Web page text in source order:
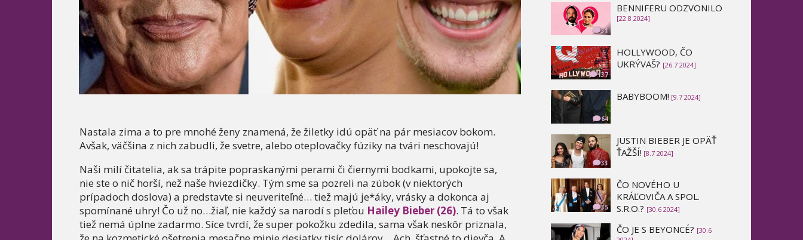
Nastala zima a to pre mnohé ženy znamená, že žiletky idú opäť na pár mesiacov bokom.
Avšak, väčšina z nich zabudli, že svetre, alebo oteplovačky fúziky na tvári neschovajú!
Naši milí čitatelia, ak sa trápite popraskanými perami či čiernymi bodkami, upokojte sa,
nie ste o nič horší, než naše hviezdičky. Tým sme sa pozreli na zúbok (v niektorých
prípadoch doslova) a predstavte si neuveriteľné… tiež majú je*áky, vrásky a dokonca aj
spomínané uhry! Čo už no…žiaľ, nie každý sa narodí s pleťou Hailey Bieber (26). Tá to však
tiež nemá úplne zadarmo. Síce tvrdí, že super pokožku zdedila, sama však neskôr priznala,
31
BENNIFERU ODZVONILO
[22.8 2024]
137
HOLLYWOOD, ČO
UKRÝVAŠ? [26.7 2024]
64
BABYBOOM! [9.7 2024]
33
JUSTIN BIEBER JE OPÄŤ
ŤAŽŠÍ! [8.7 2024]
35
ČO NOVÉHO U
KRÁĽOVIČA A SPOL.
S.R.O.? [30.6 2024]
ČO JE S BEYONCÉ? [30.6